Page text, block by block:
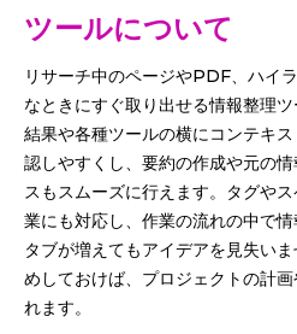
ツールについて
リサーチ中のページやPDF、ハイ
なときにすぐ取り出せる情報整理
結果や各種ツールの横にコンテキ
認しやすくし、要約の作成や元の
スもスムーズに行えます。タグや
業にも対応し、作業の流れの中で情
タブが増えてもアイデアを見失い
めしておけば、プロジェクトの計
れます。